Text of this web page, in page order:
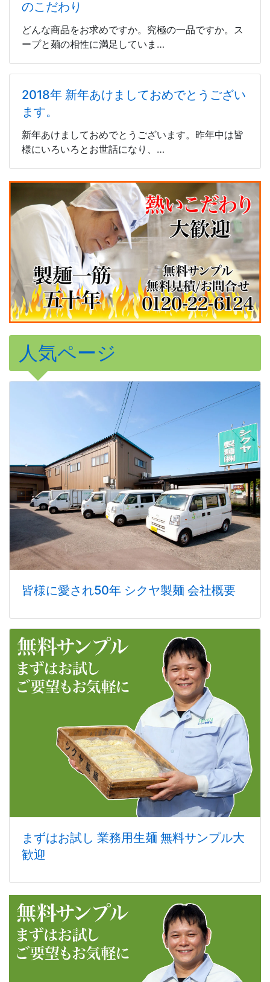
のこだわり
どんな商品をお求めですか。究極の一品ですか。ス
ープと麺の相性に満足していま…
2018年 新年あけましておめでとうござい
ます。
新年あけましておめでとうございます。昨年中は皆
様にいろいろとお世話になり、…
人気ページ
皆様に愛され50年 シクヤ製麺 会社概要
まずはお試し 業務用生麺 無料サンプル大
歓迎